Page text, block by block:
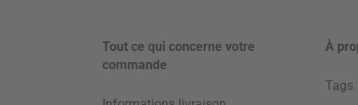
Tout ce qui concerne votre
commande
À
Tags